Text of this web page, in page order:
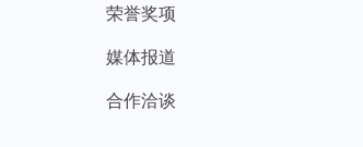
荣誉奖项
媒体报道
合作洽谈